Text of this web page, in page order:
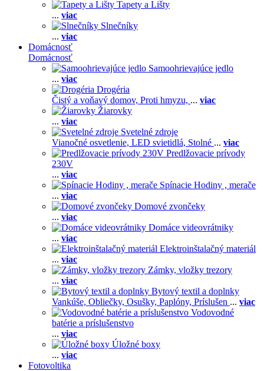
Tapety a Lišty
... viac
Slnečníky
... viac
Domácnosť
Domácnosť
Samoohrievajúce jedlo
... viac
Drogéria
Čistý a voňavý domov, Proti hmyzu, ... viac
Žiarovky
... viac
Svetelné zdroje
Vianočné osvetlenie, LED svietidlá, Stolné ... viac
Predlžovacie prívody
230V
... viac
Spínacie Hodiny , merače
... viac
Domové zvončeky
... viac
Domáce videovrátniky
... viac
Elektroinštalačný materiál
... viac
Zámky, vložky trezory
... viac
Bytový textil a doplnky
Vankúše, Obliečky, Osušky, Paplóny, Príslušen ... viac
Vodovodné
batérie a príslušenstvo
... viac
Úložné boxy
... viac
Fotovoltika